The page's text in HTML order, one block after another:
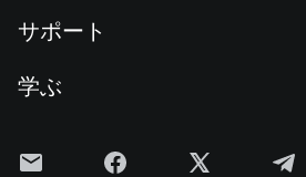
ニュースルーム
F1 Oracle Red Bull Racing 公式スポンサー
現物取引
投資センター
サポート
学ぶ
Gateニュース